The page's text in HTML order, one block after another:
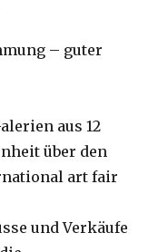
– guter
aus 12
über den
art fair
und Verkäufe